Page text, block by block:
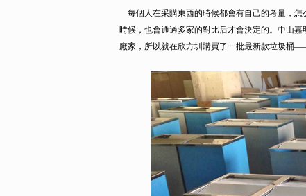
每個人在采購東西的時候都會有自己的考量，怎
時候，也會通過多家的對比后才會決定的。中山
廠家，所以就在欣方圳購買了一批最新款垃圾桶